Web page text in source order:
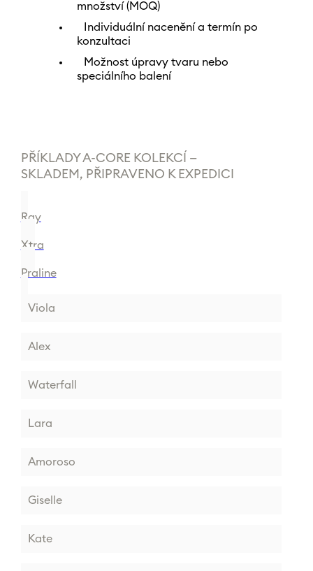
množství (MOQ)
Individuální nacenění a termín po
konzultaci
Možnost úpravy tvaru nebo
speciálního balení
PŘÍKLADY A-CORE KOLEKCÍ —
SKLADEM, PŘIPRAVENO K EXPEDICI
Ray
Xtra
Praline
Viola
Alex
Waterfall
Lara
Amoroso
Giselle
Kate